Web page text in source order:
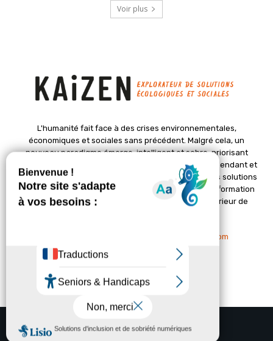
Voir plus
L'humanité fait face à des crises environnementales,
économiques et sociales sans précédent. Malgré cela, un
nouveau paradigme émerge, intelligent et sobre, priorisant
l'épanouissement de la vie. Le magazine Kaizen, indépendant et
positif, met en lumière des initiatives pionnières et des solutions
créatives pour un avenir meilleur. Il croit en une transformation
profonde des sociétés grâce à un changement intérieur de
contact@kaizen-magazine.com
A propos
Contact